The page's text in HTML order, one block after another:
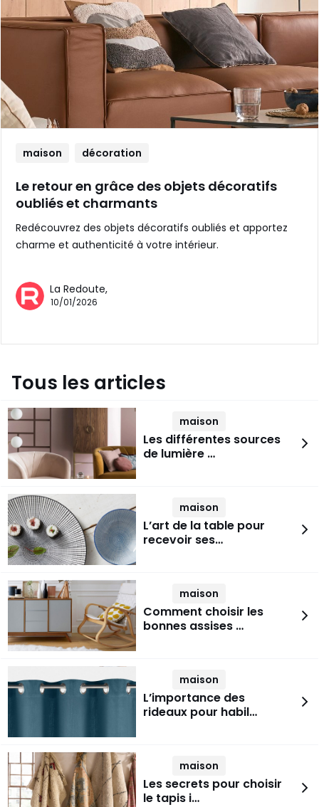
maison décoration
Le retour en grâce des objets décoratifs
oubliés et charmants
Redécouvrez des objets décoratifs oubliés et apportez
charme et authenticité à votre intérieur.
La Redoute,
10/01/2026
Tous les articles
maison
Les différentes sources
de lumière …
maison
L’art de la table pour
recevoir ses…
maison
Comment choisir les
bonnes assises …
maison
L’importance des
rideaux pour habil…
maison
Les secrets pour choisir
le tapis i…